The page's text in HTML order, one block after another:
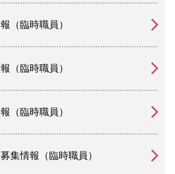
（臨時職員）
（臨時職員）
（臨時職員）
集情報（臨時職員）